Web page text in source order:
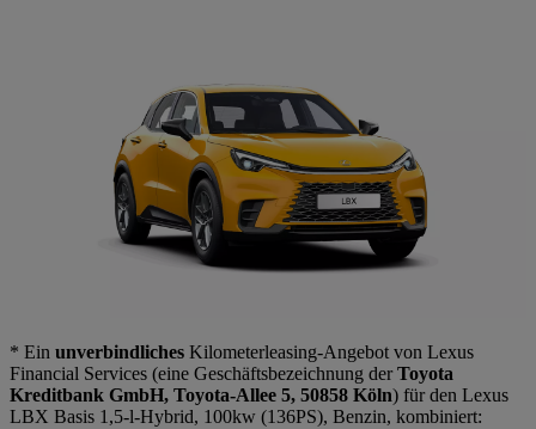
* Ein unverbindliches Kilometerleasing-Angebot von Lexus
Financial Services (eine Geschäftsbezeichnung derToyota
Kreditbank GmbH, Toyota-Allee 5, 50858 Köln) für den Lexus
LBX Basis 1,5-l-Hybrid, 100kw (136PS), Benzin, kombiniert: